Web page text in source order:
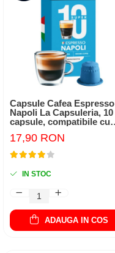
Capsule Cafea Espresso
Napoli La Capsuleria, 10
capsule, compatibile cu
17,90 RON
IN STOC
ADAUGA IN COS